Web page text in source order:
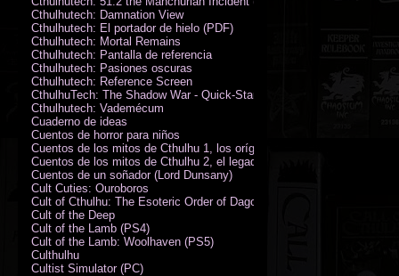
Cthulhutech: Damnation View
Cthulhutech: El portador de hielo (PDF)
Cthulhutech: Mortal Remains
Cthulhutech: Pantalla de referencia
Cthulhutech: Pasiones oscuras
Cthulhutech: Reference Screen
CthulhuTech: The Shadow War - Quick-Start Rules (PDF)
Cthulhutech: Vademécum
Cuaderno de ideas
Cuentos de horror para niños
Cuentos de los mitos de Cthulhu 1, los orígenes
Cuentos de los mitos de Cthulhu 2, el legado
Cuentos de un soñador (Lord Dunsany)
Cult Cuties: Ouroboros
Cult of Cthulhu: The Esoteric Order of Dagon Vol.1: Book One
Cult of the Deep
Cult of the Lamb (PS4)
Cult of the Lamb: Woolhaven (PS5)
Culthulhu
Cultist Simulator (PC)